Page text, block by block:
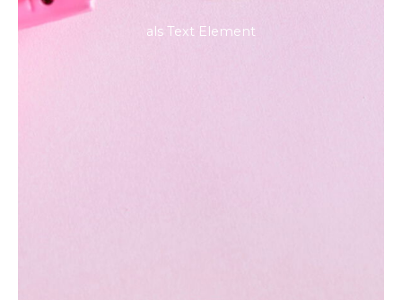
als Text Element